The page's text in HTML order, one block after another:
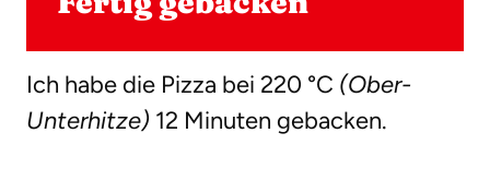
Ich habe die Pizza bei 220 °C (Ober-
Unterhitze) 12 Minuten gebacken.